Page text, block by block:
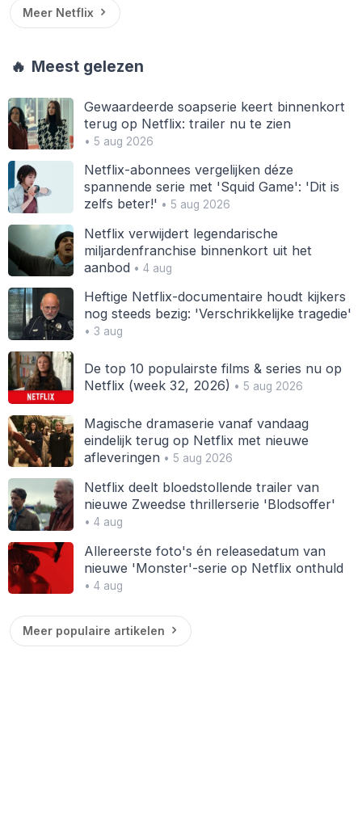
Meer Netflix
🔥 Meest gelezen
Gewaardeerde soapserie keert binnenkort
terug op Netflix: trailer nu te zien
• 5 aug 2026
Netflix-abonnees vergelijken déze
spannende serie met 'Squid Game': 'Dit is
zelfs beter!' • 5 aug 2026
Netflix verwijdert legendarische
miljardenfranchise binnenkort uit het
aanbod • 4 aug
Heftige Netflix-documentaire houdt kijkers
nog steeds bezig: 'Verschrikkelijke tragedie'
• 3 aug
De top 10 populairste films & series nu op
Netflix (week 32, 2026) • 5 aug 2026
Magische dramaserie vanaf vandaag
eindelijk terug op Netflix met nieuwe
afleveringen• 5 aug 2026
Netflix deelt bloedstollende trailer van
nieuwe Zweedse thrillerserie 'Blodsoffer'
• 4 aug
Allereerste foto's én releasedatum van
nieuwe 'Monster'-serie op Netflix onthuld
• 4 aug
Meer populaire artikelen